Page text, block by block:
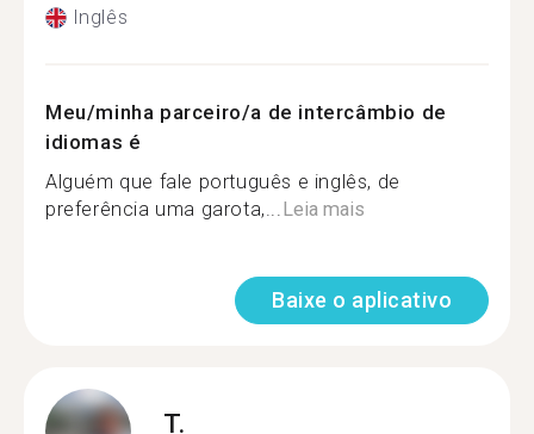
Inglês
Meu/minha parceiro/a de intercâmbio de
idiomas é
Alguém que fale português e inglês, de
preferência uma garota,...Leia mais
Baixe o aplicativo
T.